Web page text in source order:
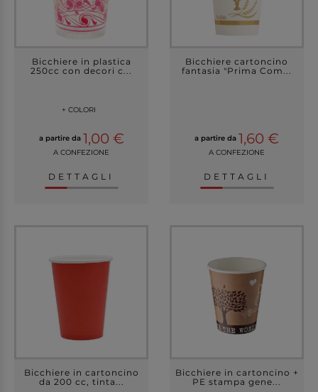
Bicchiere in plastica
250cc con decori c...
+ COLORI
a partire da 1,00 €
A CONFEZIONE
DETTAGLI
Bicchiere cartoncino
fantasia "Prima Com...
a partire da 1,60 €
A CONFEZIONE
DETTAGLI
Bicchiere in cartoncino
da 200 cc, tinta...
Bicchiere in cartoncino +
PE stampa gene...